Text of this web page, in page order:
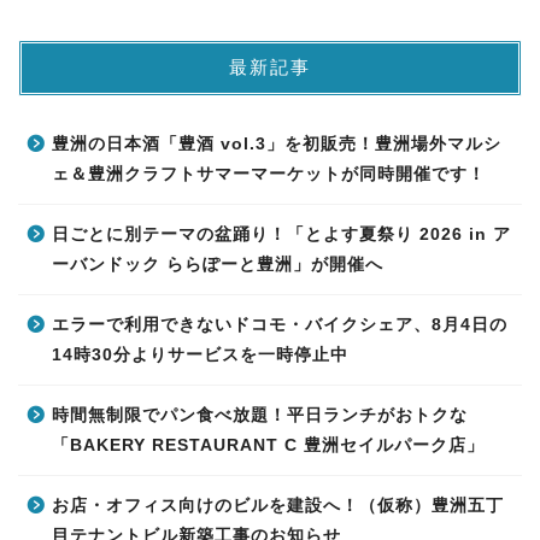
最新記事
豊洲の日本酒「豊酒 vol.3」を初販売！豊洲場外マルシ
ェ＆豊洲クラフトサマーマーケットが同時開催です！
日ごとに別テーマの盆踊り！「とよす夏祭り 2026 in ア
ーバンドック ららぽーと豊洲」が開催へ
エラーで利用できないドコモ・バイクシェア、8月4日の
14時30分よりサービスを一時停止中
時間無制限でパン食べ放題！平日ランチがおトクな
「BAKERY RESTAURANT C 豊洲セイルパーク店」
お店・オフィス向けのビルを建設へ！（仮称）豊洲五丁
目テナントビル新築工事のお知らせ